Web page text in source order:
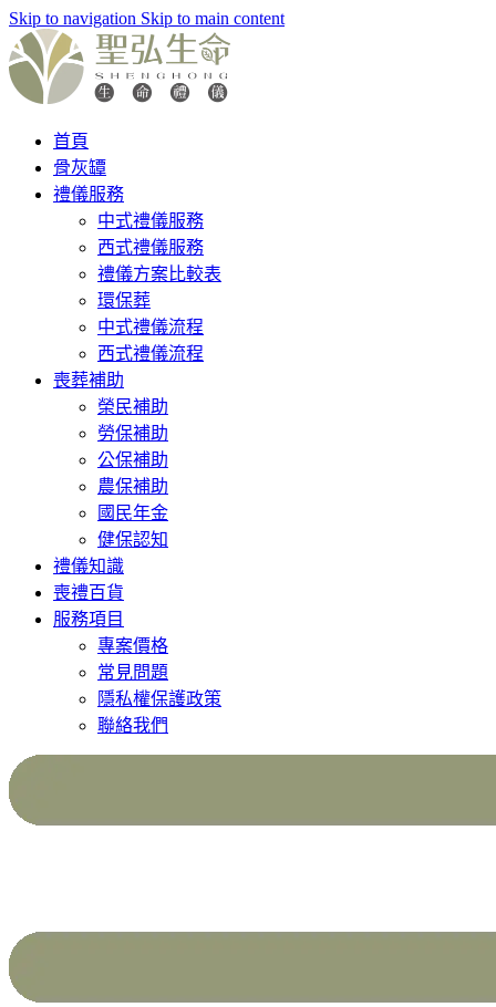
Skip to navigation Skip to main content
首頁
骨灰罈
禮儀服務
中式禮儀服務
西式禮儀服務
禮儀方案比較表
環保葬
中式禮儀流程
西式禮儀流程
喪葬補助
榮民補助
勞保補助
公保補助
農保補助
國民年金
健保認知
禮儀知識
喪禮百貨
服務項目
專案價格
常見問題
隱私權保護政策
聯絡我們